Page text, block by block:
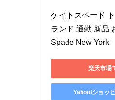
ケイトスペード
ランド 通勤 新品
Spade New York
楽天市場
Yahoo!ショッ